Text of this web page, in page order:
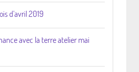
d'avril 2019
avec la terre atelier mai